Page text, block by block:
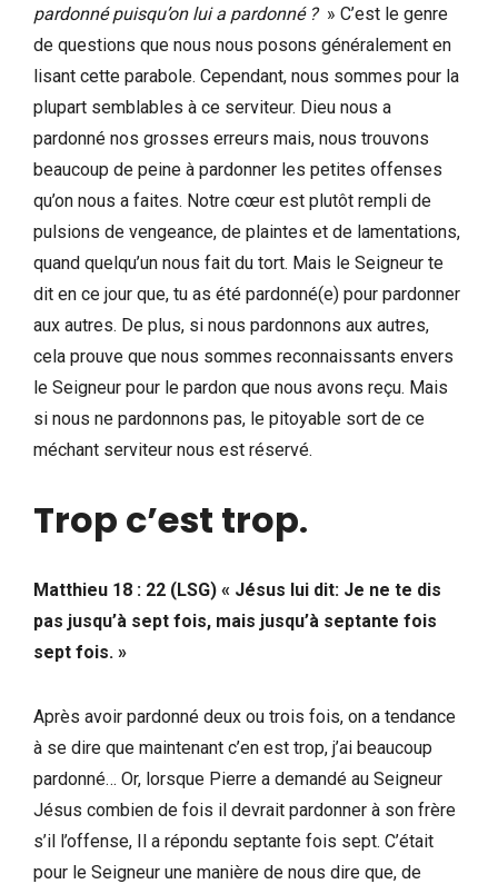
pardonné puisqu’on lui a pardonné ?» C’est le genre
de questions que nous nous posons généralement en
lisant cette parabole. Cependant, nous sommes pour la
plupart semblables à ce serviteur. Dieu nous a
pardonné nos grosses erreurs mais, nous trouvons
beaucoup de peine à pardonner les petites offenses
qu’on nous a faites. Notre cœur est plutôt rempli de
pulsions de vengeance, de plaintes et de lamentations,
quand quelqu’un nous fait du tort. Mais le Seigneur te
dit en ce jour que, tu as été pardonné(e) pour pardonner
aux autres. De plus, si nous pardonnons aux autres,
cela prouve que nous sommes reconnaissants envers
le Seigneur pour le pardon que nous avons reçu. Mais
si nous ne pardonnons pas, le pitoyable sort de ce
méchant serviteur nous est réservé.
Trop c’est trop.
Matthieu 18 : 22 (LSG) « Jésus lui dit: Je ne te dis
pas jusqu’à sept fois, mais jusqu’à septante fois
sept fois. »
Après avoir pardonné deux ou trois fois, on a tendance
à se dire que maintenant c’en est trop, j’ai beaucoup
pardonné… Or, lorsque Pierre a demandé au Seigneur
Jésus combien de fois il devrait pardonner à son frère
s’il l’offense, Il a répondu septante fois sept. C’était
pour le Seigneur une manière de nous dire que, de